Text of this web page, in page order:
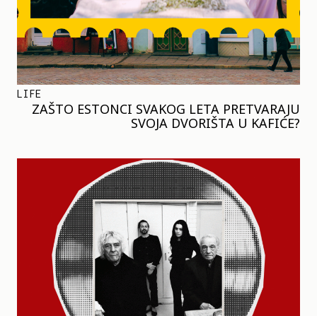
LIFE
ZAŠTO ESTONCI SVAKOG LETA PRETVARAJU
SVOJA DVORIŠTA U KAFIĆE?